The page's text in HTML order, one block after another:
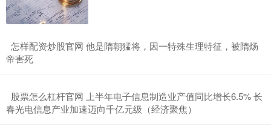
​怎样配资炒股官网 他是隋朝猛将，因一特殊生理特征，被隋炀
帝害死
​股票怎么杠杆官网 上半年电子信息制造业产值同比增长6.5% 长
春光电信息产业加速迈向千亿元级（经济聚焦）